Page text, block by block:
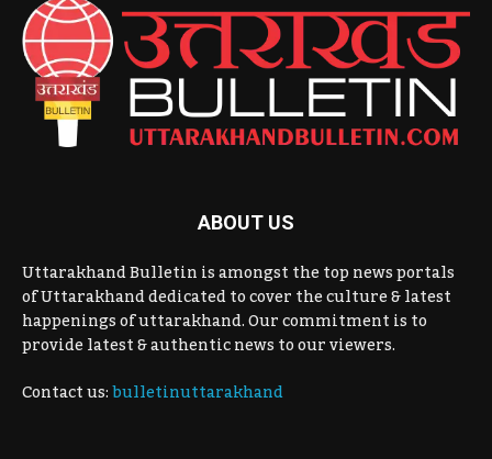
ABOUT US
Uttarakhand Bulletin is amongst the top news portals
of Uttarakhand dedicated to cover the culture & latest
happenings of uttarakhand. Our commitment is to
provide latest & authentic news to our viewers.
Contact us:bulletinuttarakhand